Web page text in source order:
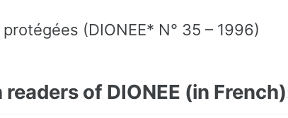
(DIONEE* N° 35 – 1996)
of DIONEE (in